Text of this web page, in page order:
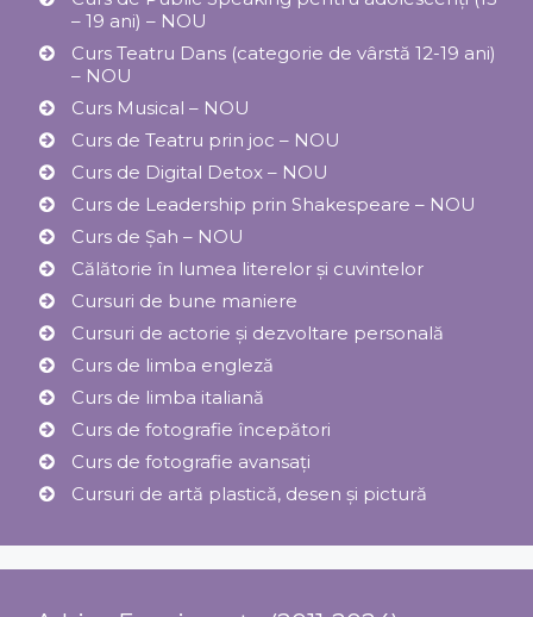
– 19 ani) – NOU
Curs Teatru Dans (categorie de vârstă 12-19 ani)
– NOU
Curs Musical – NOU
Curs de Teatru prin joc – NOU
Curs de Digital Detox – NOU
Curs de Leadership prin Shakespeare – NOU
Curs de Șah – NOU
Călătorie în lumea literelor și cuvintelor
Cursuri de bune maniere
Cursuri de actorie și dezvoltare personală
Curs de limba engleză
Curs de limba italiană
Curs de fotografie începători
Curs de fotografie avansați
Cursuri de artă plastică, desen și pictură